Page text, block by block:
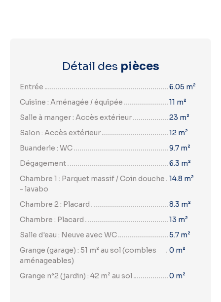
Détail des pièces
Entrée
6.05 m²
Cuisine : Aménagée / équipée
11 m²
Salle à manger : Accès extérieur
23 m²
Salon : Accès extérieur
12 m²
Buanderie : WC
9.7 m²
Dégagement
6.3 m²
Chambre 1 : Parquet massif / Coin douche
- lavabo
14.8 m²
Chambre 2 : Placard
8.3 m²
Chambre : Placard
13 m²
Salle d'eau : Neuve avec WC
5.7 m²
Grange (garage) : 51 m² au sol (combles
aménageables)
0 m²
Grange n°2 (jardin) : 42 m² au sol 0 m²